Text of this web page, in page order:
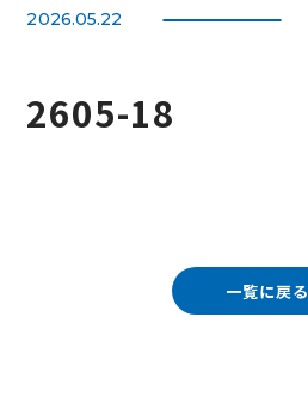
2026.05.22
2605-18
一覧に戻る